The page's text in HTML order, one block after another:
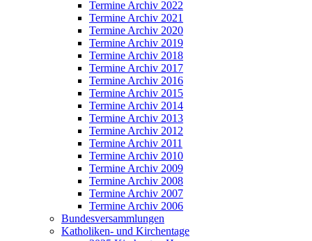
Termine Archiv 2022
Termine Archiv 2021
Termine Archiv 2020
Termine Archiv 2019
Termine Archiv 2018
Termine Archiv 2017
Termine Archiv 2016
Termine Archiv 2015
Termine Archiv 2014
Termine Archiv 2013
Termine Archiv 2012
Termine Archiv 2011
Termine Archiv 2010
Termine Archiv 2009
Termine Archiv 2008
Termine Archiv 2007
Termine Archiv 2006
Bundesversammlungen
Katholiken- und Kirchentage